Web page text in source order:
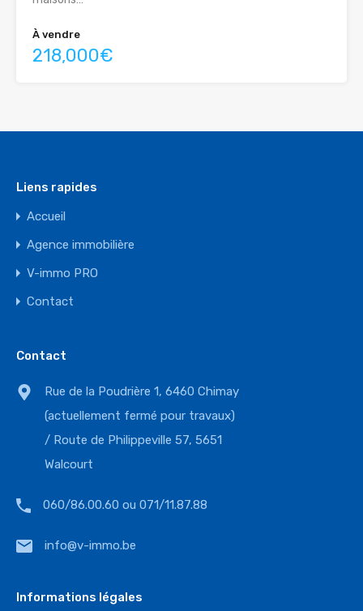
À vendre
218,000€
Liens rapides
Accueil
Agence immobilière
V-immo PRO
Contact
Contact
Rue de la Poudrière 1, 6460 Chimay
(actuellement fermé pour travaux)
/ Route de Philippeville 57, 5651
Walcourt
060/86.00.60 ou 071/11.87.88
info@v-immo.be
Informations légales